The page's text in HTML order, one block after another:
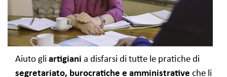
Aiuto gli artigiani a disfarsi di tutte le pratiche di
segretariato, burocratiche e amministrative che li